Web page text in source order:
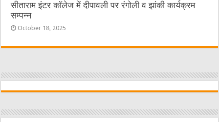
सीताराम इंटर कॉलेज में दीपावली पर रंगोली व झांकी कार्यक्रम
सम्पन्न
October 18, 2025